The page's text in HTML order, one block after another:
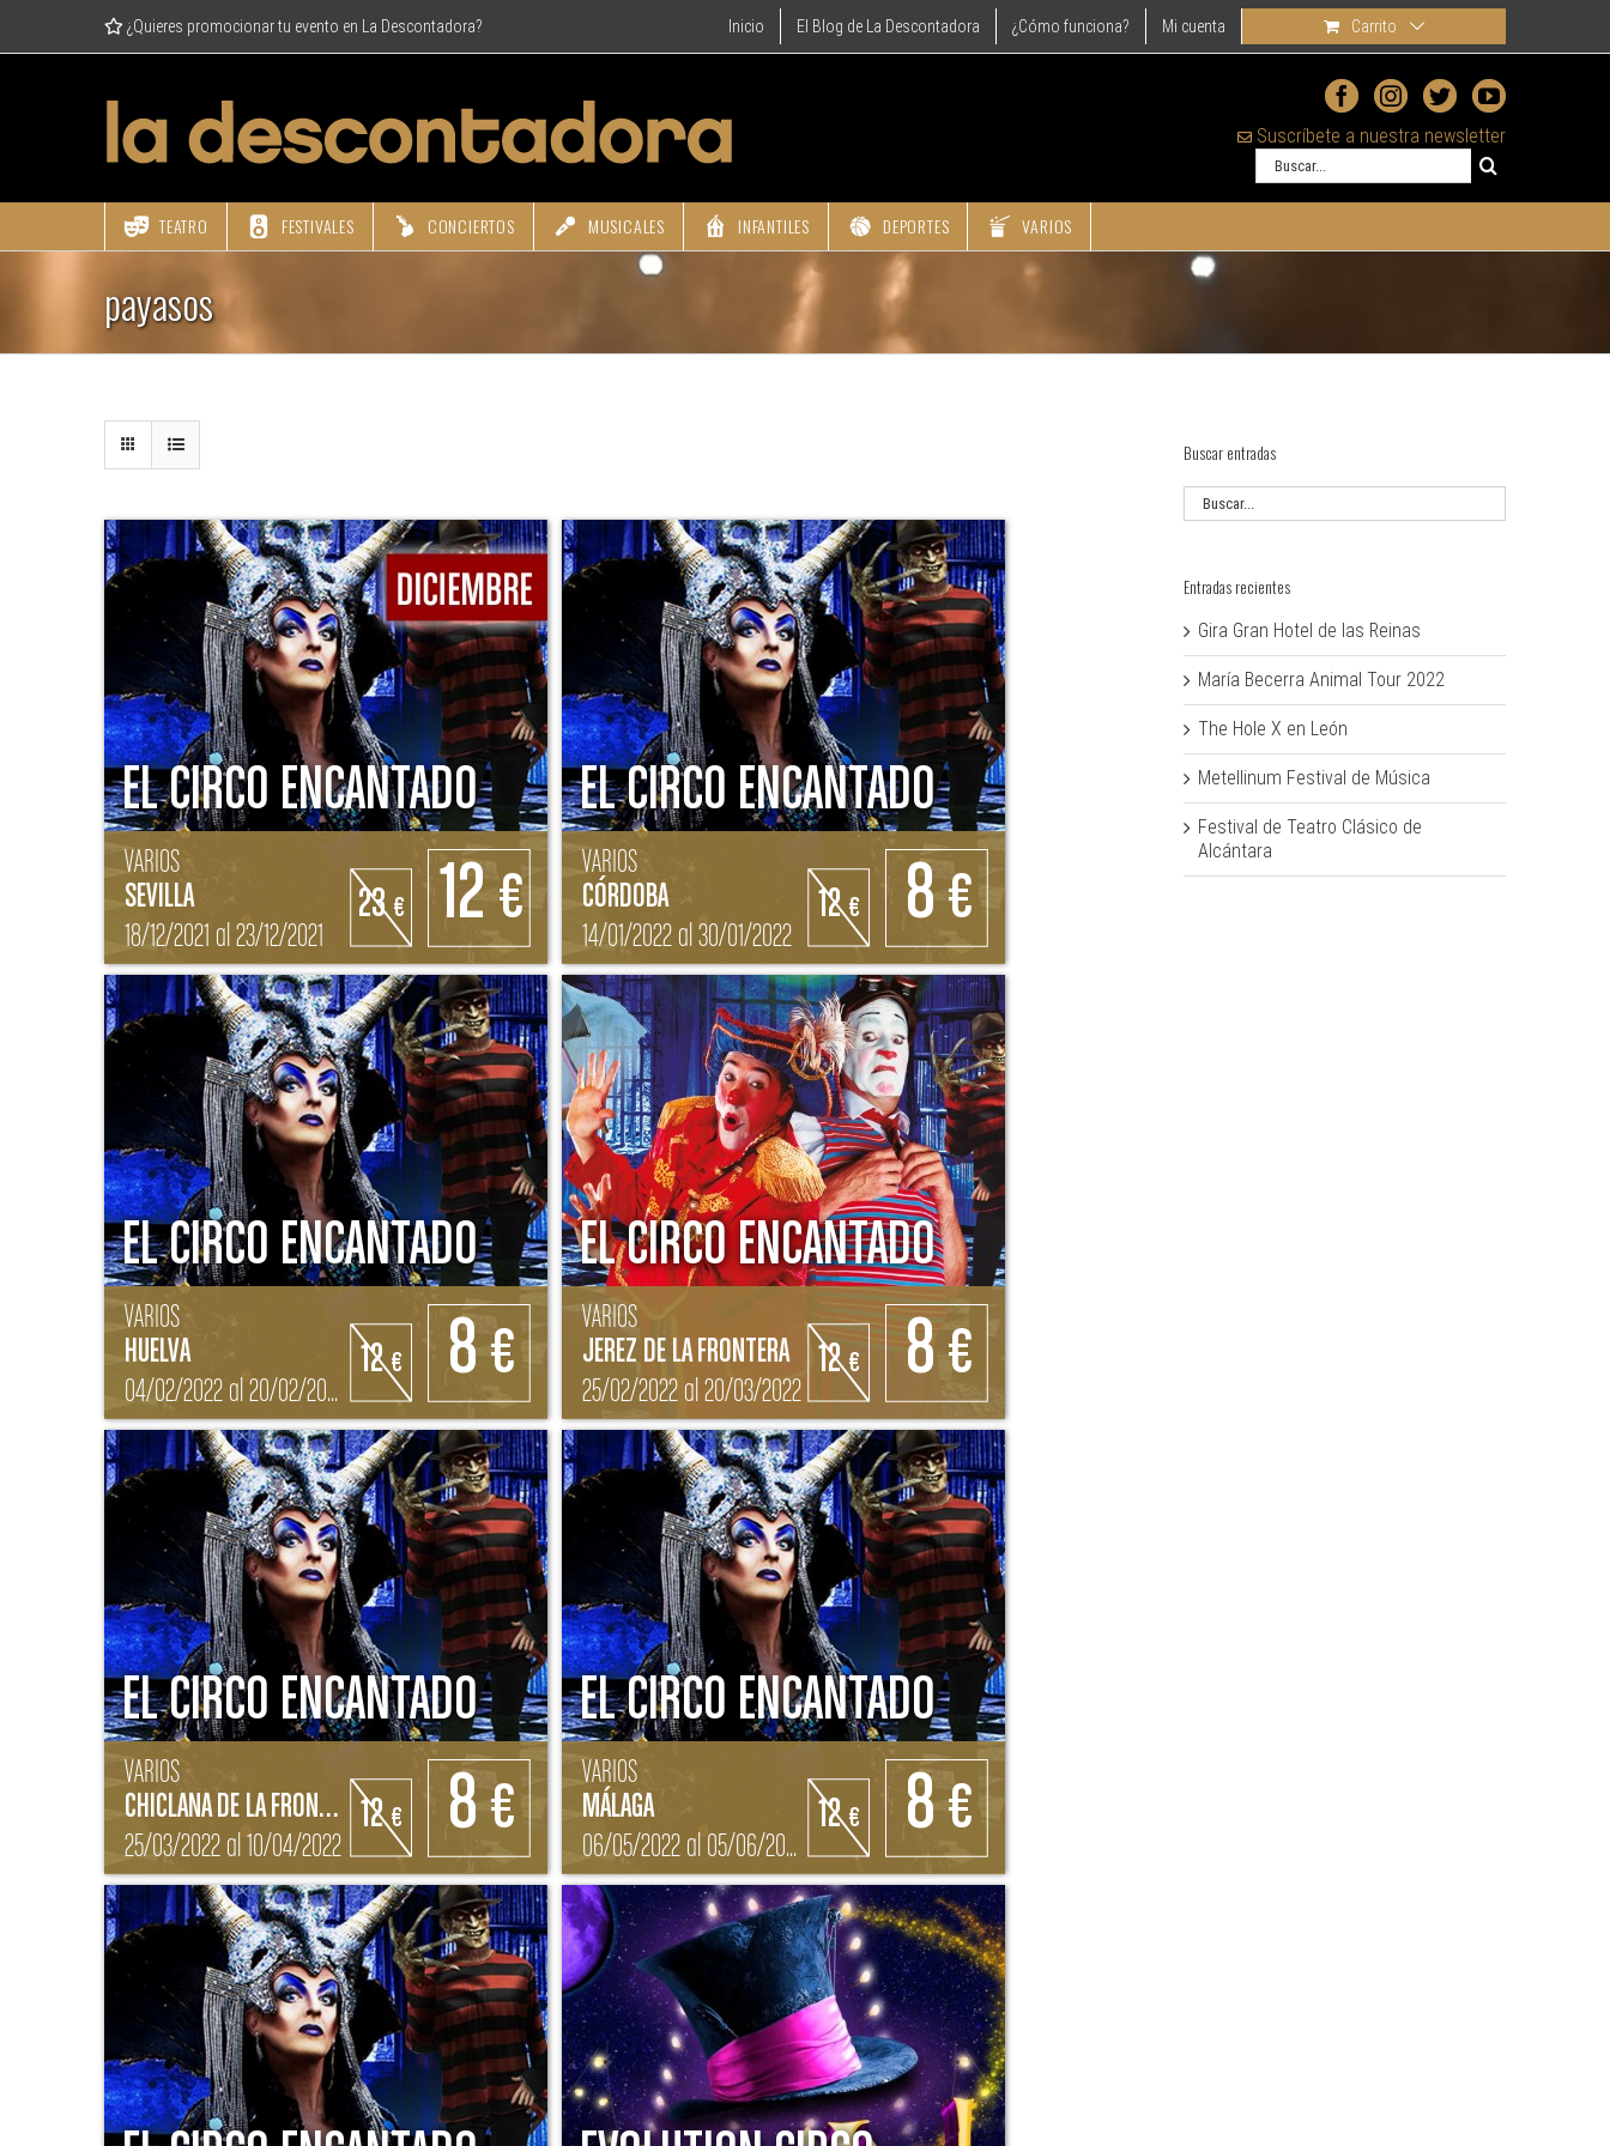
content
¿Quieres promocionar tu evento en La Descontadora? Inicio El Blog de La Descontadora ¿Cómo funciona? Mi cuenta Carrito
Suscríbete a nuestra newsletter
Buscar
TEATRO FESTIVALES CONCIERTOS MUSICALES INFANTILES DEPORTES VARIOS
payasos
EL CIRCO ENCANTADO
VARIOS
SEVILLA
18/12/2021 al 23/12/2021
23€ 12 €
EL CIRCO ENCANTADO
VARIOS
CÓRDOBA
14/01/2022 al 30/01/2022
12€ 8 €
EL CIRCO ENCANTADO
VARIOS
HUELVA
04/02/2022 al 20/02/2022
12€ 8 €
EL CIRCO ENCANTADO
VARIOS
JEREZ DE LA FRONTERA
25/02/2022 al 20/03/2022
12€ 8 €
EL CIRCO ENCANTADO
VARIOS
CHICLANA DE LA FRONTERA (CÁDIZ)
25/03/2022 al 10/04/2022
12€ 8 €
EL CIRCO ENCANTADO
VARIOS
MÁLAGA
06/05/2022 al 05/06/2022
12€ 8 €
Buscar entradas
Entradas recientes
Gira Gran Hotel de las Reinas
María Becerra Animal Tour 2022
The Hole X en León
Metellinum Festival de Música
Festival de Teatro Clásico de
Alcántara